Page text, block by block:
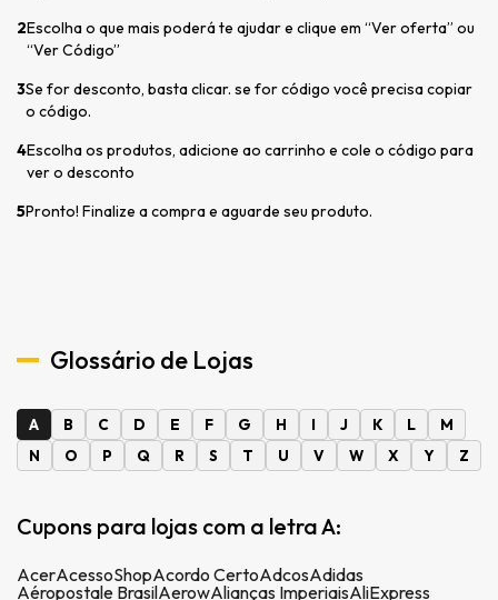
2Escolha o que mais poderá te ajudar e clique em “Ver oferta” ou
“Ver Código”
3Se for desconto, basta clicar. se for código você precisa copiar
o código.
4Escolha os produtos, adicione ao carrinho e cole o código para
ver o desconto
5Pronto! Finalize a compra e aguarde seu produto.
Glossário de Lojas
A B C D E F G H I J K L
M
N
O P Q R S T U V W X Y Z
Cupons para lojas com a letra A:
AcerAcessoShopAcordo CertoAdcosAdidas
Aéropostale BrasilAerowAlianças ImperiaisAliExpress